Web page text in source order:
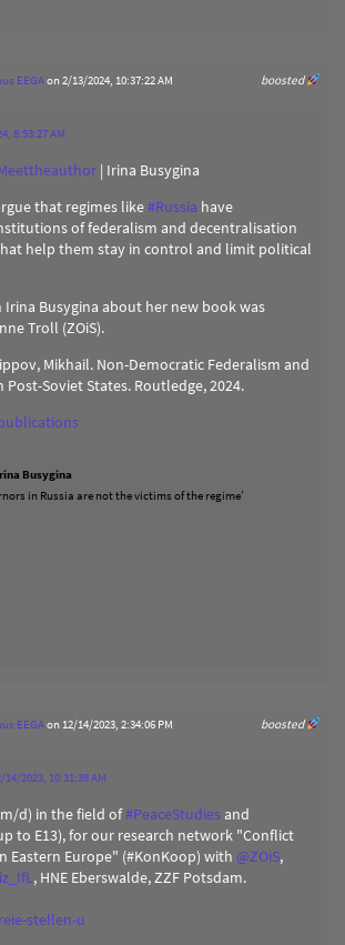
boosted
EEGAon 2/13/2024, 10:37:22 AM
8:53:27 AM
| Irina Busygina
that regimes like#Russia have
of federalism and decentralisation
help them stay in control and limit political
Busygina about her new book was
Troll (ZOiS).
Mikhail. Non-Democratic Federalism and
Soviet States. Routledge, 2024.
Busygina
in Russia are not the victims of the regime’
boosted
EEGAon 12/14/2023, 2:34:06 PM
14/2023, 10:31:38 AM
d) in the field of#PeaceStudiesand
to E13), for our research network "Conflict
Eastern Europe" (#KonKoop) with @ZOiS,
, HNE Eberswalde, ZZF Potsdam.
stellen-u